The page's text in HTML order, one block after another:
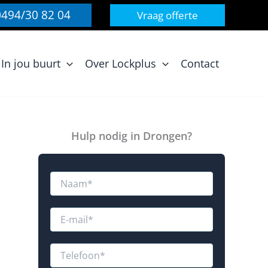
30 82 04 Vraag offerte
In jou buurt Over Lockplus Contact
Hulp nodig in Drongen?
N
mE
aN
T